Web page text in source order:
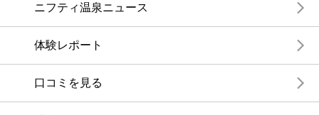
ニフティ温泉ニュース
体験レポート
口コミを見る